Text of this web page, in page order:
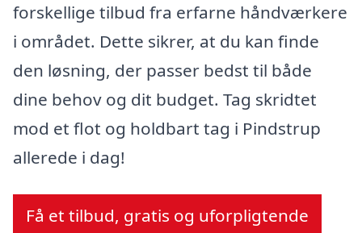
forskellige tilbud fra erfarne håndværkere
i området. Dette sikrer, at du kan finde
den løsning, der passer bedst til både
dine behov og dit budget. Tag skridtet
mod et flot og holdbart tag i Pindstrup
allerede i dag!
Få et tilbud, gratis og uforpligtende